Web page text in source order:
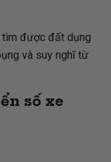
tìm được đất dụng
và suy nghĩ từ
số xe